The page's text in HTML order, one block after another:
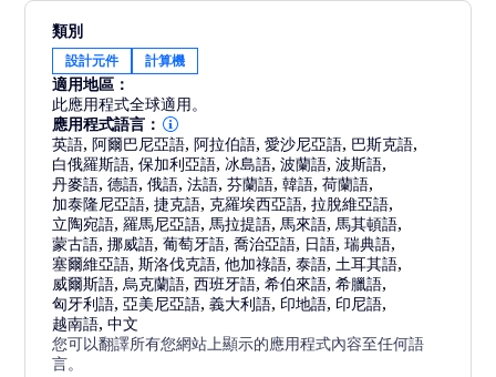
類別
設計元件 計算機
適用地區：
此應用程式全球適用。
應用程式語言：
英語,阿爾巴尼亞語,阿拉伯語,愛沙尼亞語, 巴斯克語,
白俄羅斯語,保加利亞語, 冰島語,波蘭語,波斯語,
丹麥語,德語,俄語,法語,芬蘭語,韓語,荷蘭語,
加泰隆尼亞語,捷克語,克羅埃西亞語,拉脫維亞語,
立陶宛語,羅馬尼亞語, 馬拉提語, 馬來語, 馬其頓語,
蒙古語,挪威語,葡萄牙語,喬治亞語, 日語,瑞典語,
塞爾維亞語,斯洛伐克語,他加祿語,泰語, 土耳其語,
威爾斯語, 烏克蘭語,西班牙語,希伯來語,希臘語,
匈牙利語,亞美尼亞語,義大利語, 印地語, 印尼語,
越南語,中文
您可以翻譯所有您網站上顯示的應用程式內容至任何語
言。